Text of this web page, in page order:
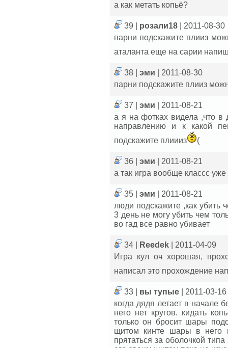
а как метать копьё?
39 | розали18
| 2011-08-30
парни подскажите плииз
аталанта еще на сарии
38 | эми
| 2011-08-30
парни подскажите плииз
37 | эми
| 2011-08-21
а я на фотках видела ,что в
направлению и к какой
подскажите плиииз
(
36 | эми
| 2011-08-21
а так игра вообще классс уже
35 | эми
| 2011-08-21
люди подскажите ,как убить
3 день не могу убить чем
во гад все равно убивает
34 | Reedek
| 2011-04-09
Игра кул оч хорошая,
написал это прохождение
33 | вы тупые
| 2011-03-16
когда дядя летает в начале
него нет кругов. кидать
только он бросит шары
щитом кинте шары в него
прятаться за оболочкой